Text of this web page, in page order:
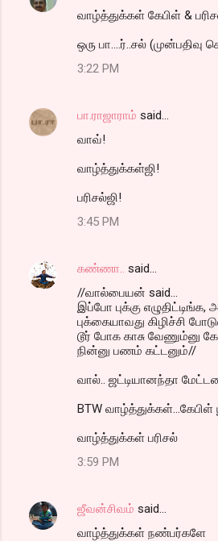
வாழ்த்துக்கள் கேபிள் &
ஒரு பா....ர்..சல் (முன்பதிவு
3:22 PM
பா.ராஜாராம் said…
வாவ்!
வாழ்த்துக்கள்ஜி!
பரிசல்ஜி!
3:45 PM
கண்ணா..
said…
//வால்பையன் said...
இப்போ புக்கு எழுதிட்டிங்க,
புக்கையாவது கிழிச்சி
டூர் போக காசு வேணும்னு
நின்னு பணம் கட்டனும்//
வால்.. ஜட்டியானந்தா
BTW வாழ்த்துக்கள்...கேபிள்
வாழ்த்துக்கள் பரிசல்
3:59 PM
ஜீவன்சிவம் said…
வாழ்த்துக்கள் நண்பர்களே